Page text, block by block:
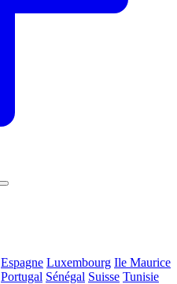
Espagne Luxembourg Ile Maurice
Portugal Sénégal Suisse Tunisie